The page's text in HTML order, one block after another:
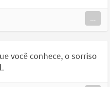
...
você conhece, o sorriso